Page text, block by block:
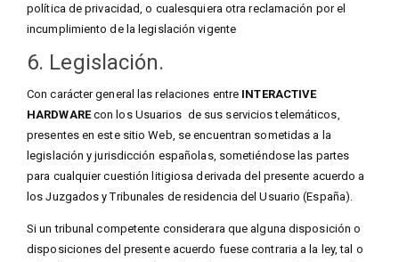
política de privacidad, o cualesquiera otra reclamación por el
incumplimiento de la legislación vigente
6. Legislación.
Con carácter general las relaciones entre INTERACTIVE
HARDWARE con los Usuarios de sus servicios telemáticos,
presentes en este sitio Web, se encuentran sometidas a la
legislación y jurisdicción españolas, sometiéndose las partes
para cualquier cuestión litigiosa derivada del presente acuerdo a
los Juzgados y Tribunales de residencia del Usuario (España).
Si un tribunal competente considerara que alguna disposición o
disposiciones del presente acuerdo fuese contraria a la ley, tal o